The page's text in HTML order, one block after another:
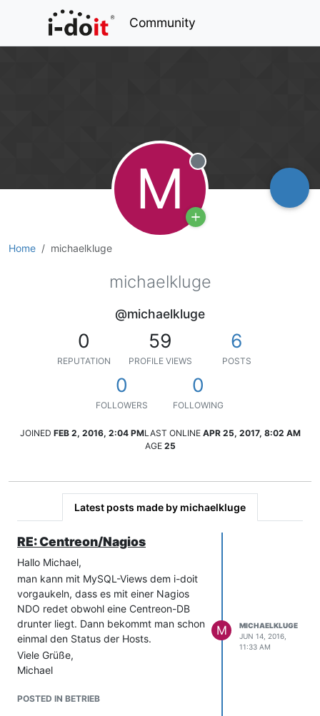
Community
Home michaelkluge
M Offline
michaelkluge
@michaelkluge
0
REPUTATION
59
PROFILE VIEWS
6
POSTS
0
FOLLOWERS
0
FOLLOWING
JOINED FEB 2, 2016, 2:04 PMLAST ONLINE APR 25, 2017, 8:02 AM
AGE 25
Latest posts made by michaelkluge
RE: Centreon/Nagios
Hallo Michael,
man kann mit MySQL-Views dem i-doit
vorgaukeln, dass es mit einer Nagios
NDO redet obwohl eine Centreon-DB
drunter liegt. Dann bekommt man schon
einmal den Status der Hosts.
Viele Grüße,
Michael
POSTED IN BETRIEB
M
MICHAELKLUGE
JUN 14, 2016,
11:33 AM